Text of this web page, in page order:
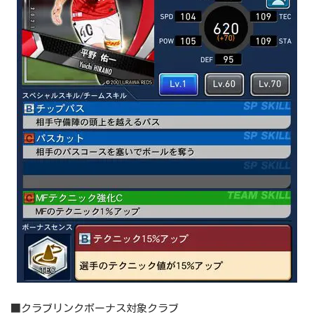
■クラブリンクボーナス対象クラブ